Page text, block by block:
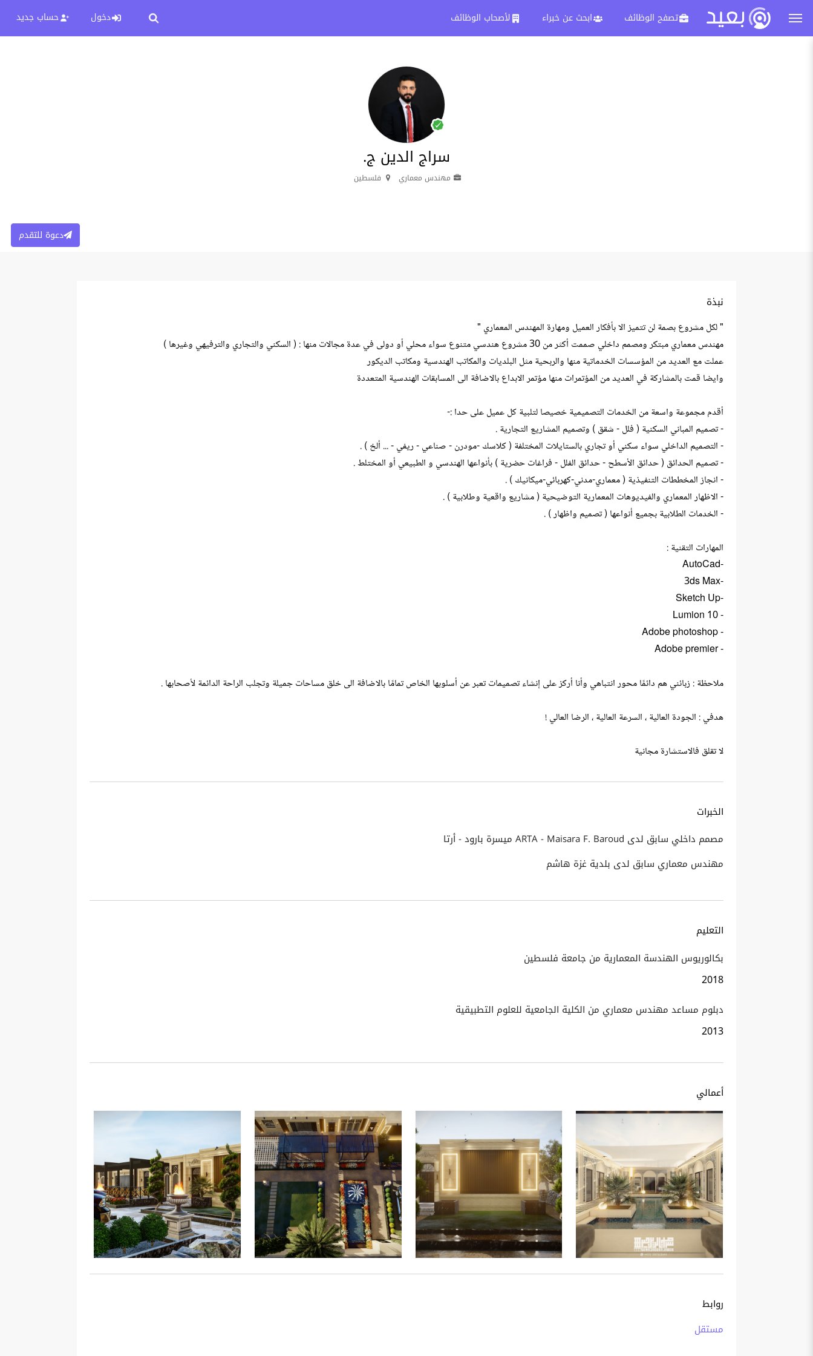
تصفح الوظائف ابحث عن خبراء لأصحاب الوظائف دخول حساب جديد
سراج الدين ج.
مهندس معماري فلسطين
دعوة للتقدم
نبذة
" لكل مشروع بصمة لن تتميز الا بأفكار العميل ومهارة المهندس المعماري "
مهندس معماري مبتكر ومصمم داخلي صممت أكثر من 30 مشروع هندسي متنوع سواء محلي أو دولى في عدة مجالات منها : ( السكني والتجاري والترفيهي وغيرها )
عملت مع العديد من المؤسسات الخدماتية منها والربحية مثل البلديات والمكاتب الهندسية ومكاتب الديكور
وايضا قمت بالمشاركة في العديد من المؤتمرات منها مؤتمر الابداع بالاضافة الى المسابقات الهندسية المتعددة
أقدم مجموعة واسعة من الخدمات التصميمية خصيصا لتلبية كل عميل على حدا :-
- تصميم المباني السكنية ( فلل - شقق ) وتصميم المشاريع التجارية .
- التصميم الداخلي سواء سكني أو تجاري بالستايلات المختلفة ( كلاسك -مودرن - صناعي - ريفي - ... ألخ ) .
- تصميم الحدائق ( حدائق الأسطح - حدائق الفلل - فراغات حضرية ) بأنواعها الهندسي و الطبيعي أو المختلط .
- انجاز المخططات التنفيذية ( معماري-مدني-كهربائي-ميكانيك ) .
- الاظهار المعماري والفيديوهات المعمارية التوضيحية ( مشاريع واقعية وطلابية ) .
- الخدمات الطلابية بجميع أنواعها ( تصميم واظهار ) .
المهارات التقنية :
-AutoCad
-3ds Max
-Sketch Up
- Lumion 10
- Adobe photoshop
- Adobe premier
ملاحظة : زبائني هم دائمًا محور انتباهي وأنا أركز على إنشاء تصميمات تعبر عن أسلوبها الخاص تمامًا بالاضافة الى خلق مساحات جميلة وتجلب الراحة الدائمة لأصحابها .
هدفي : الجودة العالية ، السرعة العالية ، الرضا العالي !
لا تقلق فالاستشارة مجانية
الخبرات
‏مصمم داخلي‏ سابق لدى ‏ARTA - Maisara F. Baroud ميسرة بارود - أرتا‏
مهندس معماري‏ سابق لدى ‏بلدية غزة هاشم‏
التعليم
بكالوريوس الهندسة المعمارية من جامعة فلسطين
2018
دبلوم مساعد مهندس معماري من الكلية الجامعية للعلوم التطبيقية
2013
أعمالي
روابط
مستقل